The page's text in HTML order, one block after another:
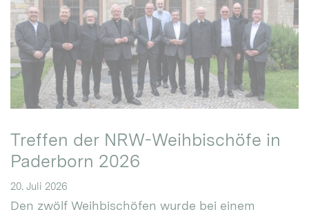
Treffen der NRW-Weihbischöfe in
Paderborn 2026
20. Juli 2026
Den zwölf Weihbischöfen wurde bei einem